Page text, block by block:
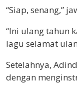
“Siap, senang,”
“Ini ulang tahun
lagu selamat
Setelahnya,
dengan